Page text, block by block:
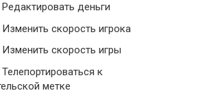
Редактировать деньги
скорость игрока
Изменить скорость игры
к
метке